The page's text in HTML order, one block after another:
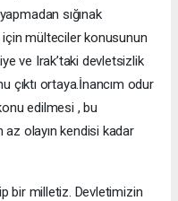
sığınak
için mülteciler konusunun
ve Irak’taki devletsizlik
çıktı ortaya.İnancım odur
edilmesi , bu
olayın kendisi kadar
bir milletiz. Devletimizin